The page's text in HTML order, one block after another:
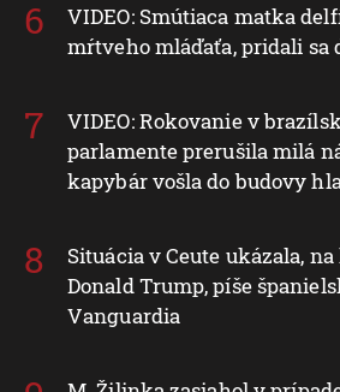
VIDEO: Smútiaca matka
mŕtveho mláďaťa, pridali sa
VIDEO: Rokovanie v
parlamente prerušila milá
kapybár vošla do budovy
Situácia v Ceute ukázala,
Donald Trump, píše
Vanguardia